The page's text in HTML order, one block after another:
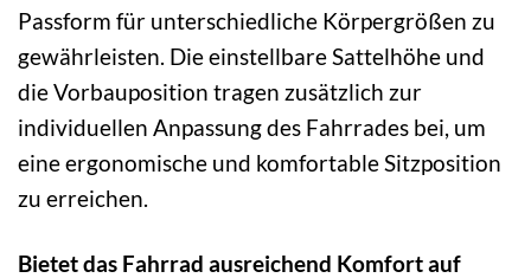
Passform für unterschiedliche Körpergrößen zu
gewährleisten. Die einstellbare Sattelhöhe und
die Vorbauposition tragen zusätzlich zur
individuellen Anpassung des Fahrrades bei, um
eine ergonomische und komfortable Sitzposition
zu erreichen.
Bietet das Fahrrad ausreichend Komfort auf